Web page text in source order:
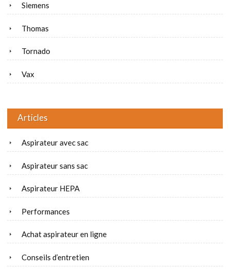
Siemens
Thomas
Tornado
Vax
Articles
Aspirateur avec sac
Aspirateur sans sac
Aspirateur HEPA
Performances
Achat aspirateur en ligne
Conseils d’entretien